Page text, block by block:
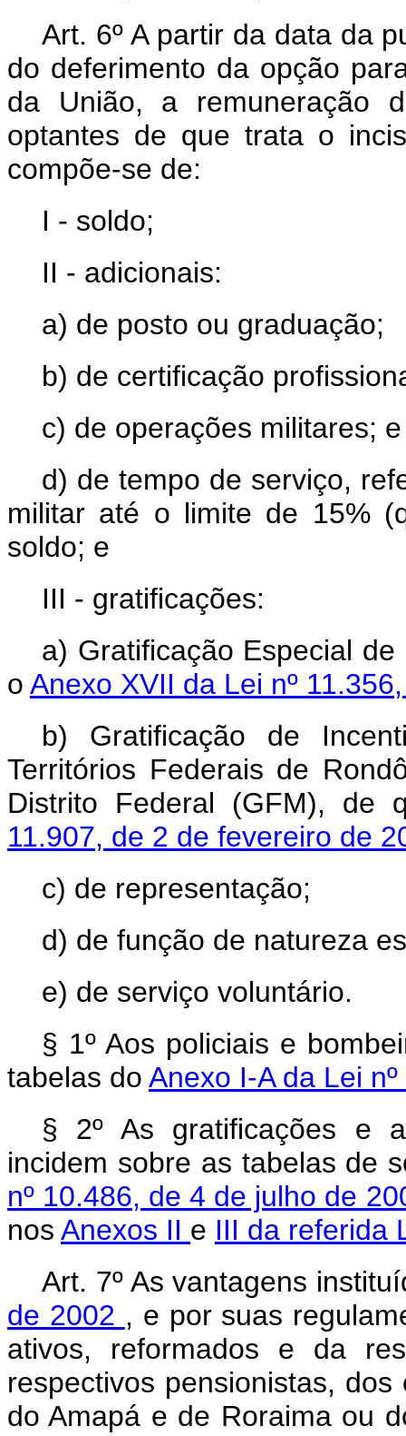
Art. 6º A partir da data da
do deferimento da opção
da União, a remuneração
optantes de que trata o
compõe-se de:
I - soldo;
II - adicionais:
a) de posto ou graduação;
b) de certificação
c) de operações militares; e
d) de tempo de serviço,
militar até o limite de 15%
soldo; e
III - gratificações:
a) Gratificação Especial
o Anexo XVII da Lei nº
b) Gratificação de
Territórios Federais de
Distrito Federal (GFM),
11.907, de 2 de fevereiro de
c) de representação;
d) de função de natureza
e) de serviço voluntário.
§ 1º Aos policiais e
tabelas do Anexo I-A da Lei
§ 2º As gratificações e
incidem sobre as tabelas de
nº 10.486, de 4 de julho de
nos Anexos II e III da referida
Art. 7º As vantagens
de 2002 , e por suas
ativos, reformados e da
respectivos pensionistas,
do Amapá e de Roraima ou